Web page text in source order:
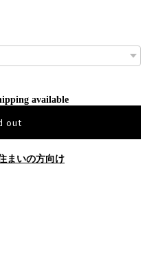
available
out
まいの方向け